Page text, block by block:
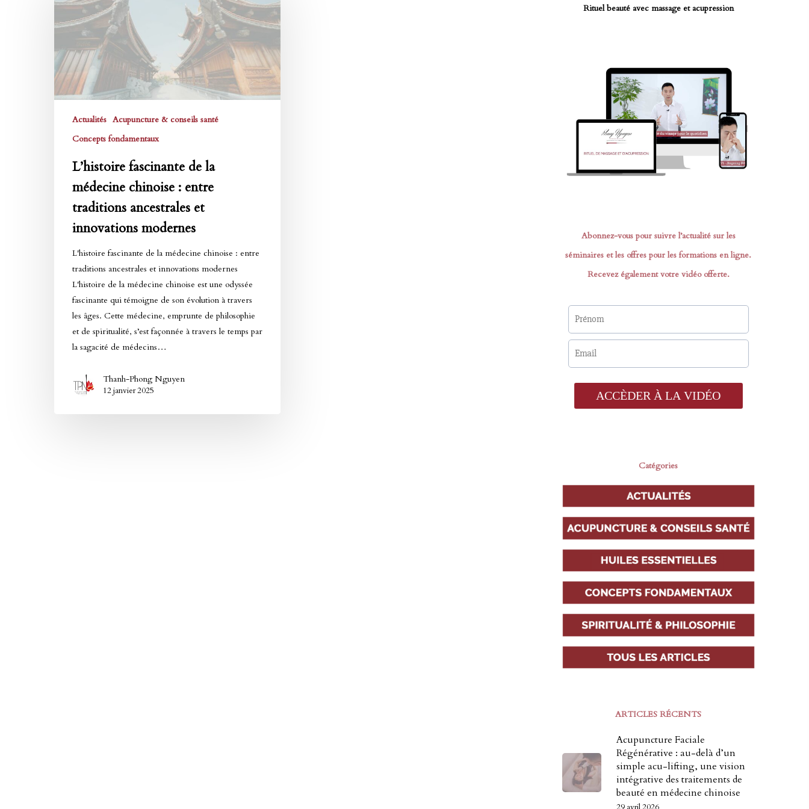
la
médecine
chinoise
:
entre
ancestrales
modernes
Actualités Acupuncture & conseils santé
Concepts fondamentaux
L’histoire fascinante de la
médecine chinoise : entre
traditions ancestrales et
innovations modernes
L'histoire fascinante de la médecine chinoise : entre
traditions ancestrales et innovations modernes
L'histoire de la médecine chinoise est une odyssée
fascinante qui témoigne de son évolution à travers
les âges. Cette médecine, emprunte de philosophie
et de spiritualité, s’est façonnée à travers le temps par
la sagacité de médecins…
Thanh-Phong Nguyen
12 janvier 2025
Rituel beauté avec massage et acupression
Abonnez-vous pour suivre l’actualité sur les
séminaires et les offres pour les formations en ligne.
Recevez également votre vidéo offerte.
Catégories
ARTICLES RÉCENTS
Acupuncture Faciale
Régénérative : au-delà d’un
simple acu-lifting, une vision
intégrative des traitements de
beauté en médecine chinoise